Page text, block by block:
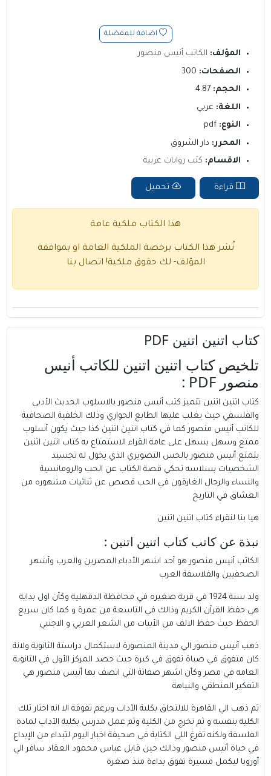
اضافة للمفضلة
المؤلف: الكاتب أنيس منصور
الصفحات:
الحجم:
اللغة: عربي
النوع:
المحرر: دار الشروق
الاقسام: كتب روايات عربية
قراءة تحميل
هذا الكتاب ملكية عامة
نُشر هذا الكتاب برخصة الملكية العامة او بموافقة
المؤلف- لك حقوق ملكية! اتصال بنا
كتاب اتنين اتنين PDF
تلخيص كتاب اتنين اتنين للكاتب أنيس
منصور PDF :
كتاب اتنين اتنين تتميز كتب أنيس منصوربالاسلوب الحديث الأدبي
والفلسفي حيث يغلب عليها الطابع الحواري وذلك الخلفية الصحافية
للكاتب أنيس منصور كما في كتاب اتنين اتنين كذا حيث يكون أسلوب
ممتع وسهل يسهل على عامة القراء الاستمتاع به كتاب اتنين اتنين
يتمتع أنيس منصور بالحس التصويري الذي يخول له تجسيد
الشخصيات بسلاسه تحكي قصة الكتاب عن الحب والرومانسية
والنساء والرجال الغارقون في الحب قصص عن ثنائيات مشهوره من
العشاق في التاريخ
هيا بنا لنقراء كتاب اتنين اتنين
نبذة عن كاتب كتاب اتنين اتنين :
الكاتب أنيس منصور هو أحد اشهر الأدباء المصرين والعرب وأشهر
الصحفيين والفلاسفة العرب
ولد سنة 1924 في قرية صغيره في محافظة الدقهلية وكأن اول بداية
هي حفظ القرآن الكريم وذالك في التاسعة من عمرة و كما كان سريع
الحفظ حيث حفظ الالف من الأبيات من الشعر العربي و الاجنبي
ذهب أنيس منصور الي مدينة المنصورة لاستكمال دراستة الثانوية ولانة
كان متفوق في صباة تفوق في كبرة حيث حصد المركز الأول في الثانوية
العامه في مصر وكأن اشهر صفاتة التي اتصف بها أنيس منصور هي
التفكير المنطقي والنباهة
ثم ذهب الي القاهرة للالتحاق بكلية الآداب وبرغم تفوقة الا انه اختار تلك
الكلية بنفسه و ثم تخرج من الكلية وثم عمل مدرس بكلية الآداب لمادة
الفلسفة ولكنه تفرغ اللي الكتابة في صحيفة اخبار اليوم لتبداء من الإبداع
في حياة أنيس منصور وذالك حين قابل عباس محمود العقاد سافر الي
أوروبا ليكمل مسيرة تفوق بداءة منذ صغرة